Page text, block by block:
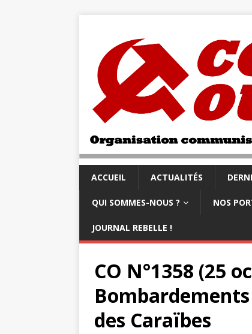
ACCUEIL ACTUALITÉS
QUI SOMMES-NOUS ? NOS
JOURNAL REBELLE !
CO N°1358 (25
des Caraïbes